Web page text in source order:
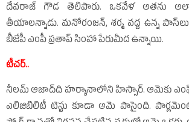
దేవరాజ్‌ గౌడ తెలిపారు. ఒకవేళ అతను
తీయాలన్నాడు. మనోరంజన్‌, శర్మ వద్ద ఉన్న
బీజేపీ ఎంపీ ప్రతాప్‌ సింహా పేరుమీద ఉన్నాయి.
టీచర్‌..
నీలమ్‌ ఆజాద్‌ది హర్యానాలోని హిస్సార్‌. ఆమెకు
ఎలిజిబిలిటీ టెస్టు కూడా ఆమె పాసైంది.